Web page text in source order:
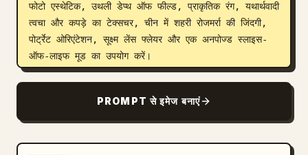
फोटो एस्थेटिक, उथली डेप्थ ऑफ फील्ड, प्राकृतिक रंग, यथार्थवादी
त्वचा और कपड़े का टेक्सचर, चीन में शहरी रोजमर्रा की जिंदगी,
पोर्ट्रेट ओरिएंटेशन, सूक्ष्म लेंस फ्लेयर और एक अनपोज्ड स्लाइस-
ऑफ-लाइफ मूड का उपयोग करें।
PROMPT से इमेज बनाएं